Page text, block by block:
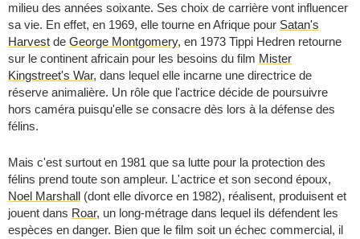
milieu des années soixante. Ses choix de carrière vont influencer
sa vie. En effet, en 1969, elle tourne en Afrique pour Satan's
Harvest de George Montgomery, en 1973 Tippi Hedren retourne
sur le continent africain pour les besoins du film Mister
Kingstreet's War, dans lequel elle incarne une directrice de
réserve animalière. Un rôle que l'actrice décide de poursuivre
hors caméra puisqu'elle se consacre dès lors à la défense des
félins.
Mais c'est surtout en 1981 que sa lutte pour la protection des
félins prend toute son ampleur. L'actrice et son second époux,
Noel Marshall (dont elle divorce en 1982), réalisent, produisent et
jouent dans Roar, un long-métrage dans lequel ils défendent les
espèces en danger. Bien que le film soit un échec commercial, il